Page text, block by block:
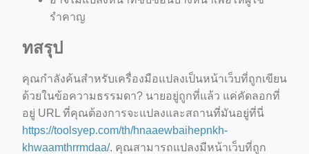
รำคาญ
ทสรุป
คุณกำลังค้นสำหรับเครื่องมือแปลงเป็นหน้าเว็บที่ถูกเขียน
ด้วยในข้อความธรรมดา? นายอยู่ถูกที่แล้ว แค่คัดลอกที่
อยู่ URL ที่คุณต้องการจะแปลงและสถานที่มันอยู่ที่นี่
https://toolsyep.com/th/hnaaewbaihepnkh-
khwaamthrrmdaa/. คุณสามารถแปลงมีหน้าเว็บที่ถูก